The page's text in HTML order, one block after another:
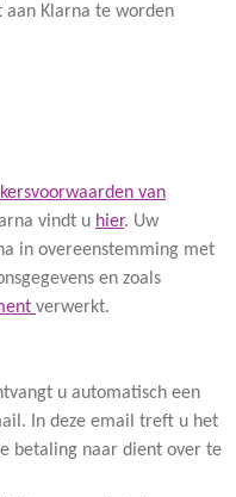
aan Klarna te worden
van
vindt u hier. Uw
in overeenstemming met
en zoals
verwerkt.
u automatisch een
In deze email treft u het
betaling naar dient over te